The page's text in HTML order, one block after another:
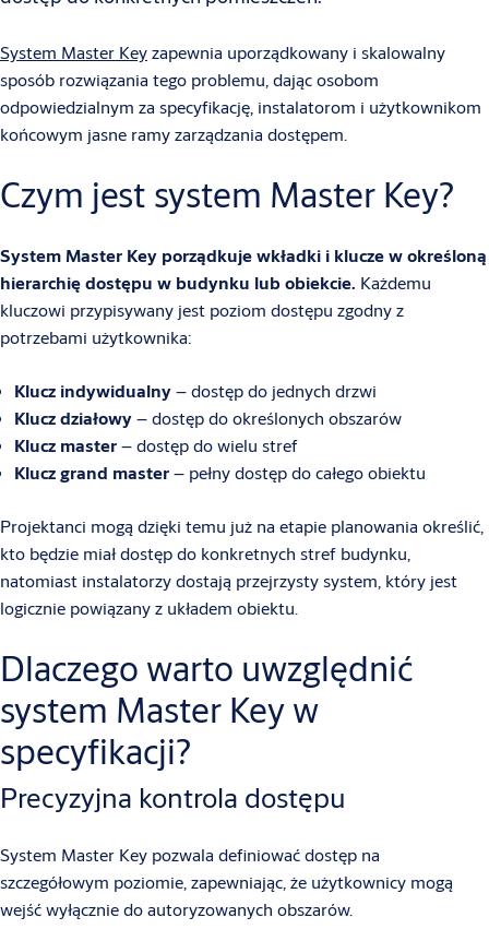
System Master Keyzapewnia uporządkowany i skalowalny
sposób rozwiązania tego problemu, dając osobom
odpowiedzialnym za specyfikację, instalatorom i użytkownikom
końcowym jasne ramy zarządzania dostępem.
Czym jest system Master Key?
System Master Key porządkuje wkładki i klucze w określoną
hierarchię dostępu w budynku lub obiekcie. Każdemu
kluczowi przypisywany jest poziom dostępu zgodny z
potrzebami użytkownika:
Klucz indywidualny– dostęp do jednych drzwi
Klucz działowy– dostęp do określonych obszarów
Klucz master– dostęp do wielu stref
Klucz grand master– pełny dostęp do całego obiektu
Projektanci mogą dzięki temu już na etapie planowania określić,
kto będzie miał dostęp do konkretnych stref budynku,
natomiast instalatorzy dostają przejrzysty system, który jest
logicznie powiązany z układem obiektu.
Dlaczego warto uwzględnić
system Master Key w
specyfikacji?
Precyzyjna kontrola dostępu
System Master Key pozwala definiować dostęp na
szczegółowym poziomie, zapewniając, że użytkownicy mogą
wejść wyłącznie do autoryzowanych obszarów.